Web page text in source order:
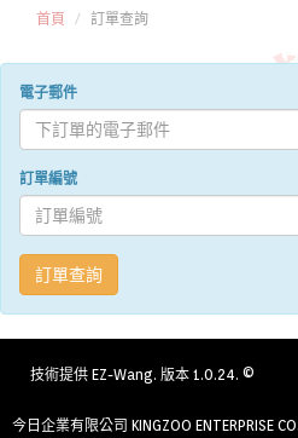
首頁 訂單查詢
電子郵件
訂單編號
訂單查詢
技術提供 EZ-Wang. 版本 1.0.24. ©
今日企業有限公司 KINGZOO ENTERPRISE